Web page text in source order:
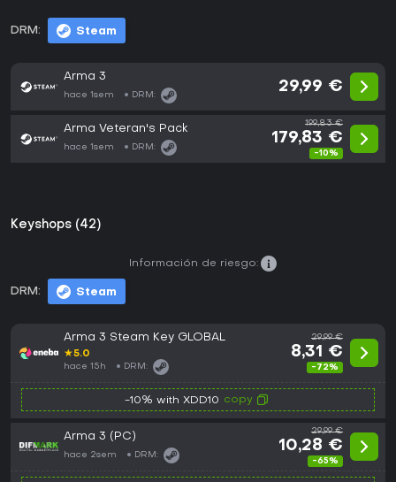
DRM: Steam
Arma 3
hace 1sem DRM:
29,99 €
Arma Veteran's Pack
hace 1sem DRM:
199,83 €
179,83 €
-10%
Keyshops (42)
DRM: Steam
Información de riesgo:
Arma 3 Steam Key GLOBAL
★5.0
hace 15h DRM:
29,99 €
8,31 €
-72%
-10% with XDD10 copy
Arma 3 (PC)
hace 2sem DRM:
29,99 €
10,28 €
-65%